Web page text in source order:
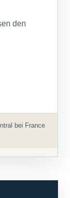
den
bei France